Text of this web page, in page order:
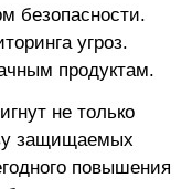
безопасности.
угроз.
продуктам.
не только
защищаемых
повышения